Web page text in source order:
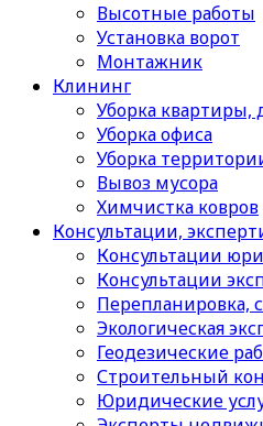
Высотные работы
Установка ворот
Монтажник
Клининг
Уборка квартиры,
Уборка офиса
Уборка
Вывоз мусора
Химчистка ковров
Консультации,
Консультации
Консультации
Перепланировка,
Экологическая
Геодезические
Строительный
Юридические